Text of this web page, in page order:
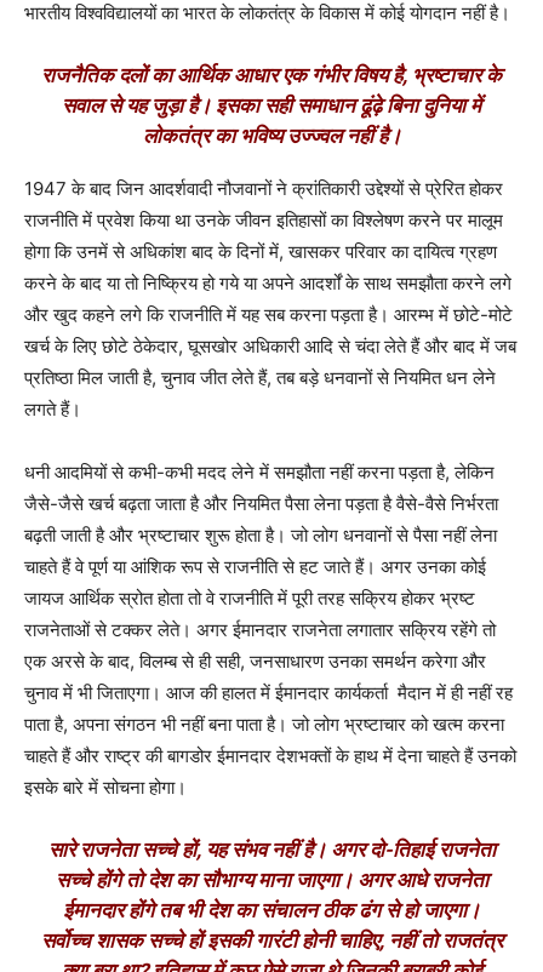
भारतीय विश्वविद्यालयों का भारत के लोकतंत्र के विकास में कोई योगदान नहीं है।
राजनैतिक दलों का आर्थिक आधार एक गंभीर विषय है, भ्रष्टाचार के
सवाल से यह जुड़ा है। इसका सही समाधान ढूंढ़े बिना दुनिया में
लोकतंत्र का भविष्य उज्ज्वल नहीं है।
1947 के बाद जिन आदर्शवादी नौजवानों ने क्रांतिकारी उद्देश्यों से प्रेरित होकर
राजनीति में प्रवेश किया था उनके जीवन इतिहासों का विश्लेषण करने पर मालूम
होगा कि उनमें से अधिकांश बाद के दिनों में, खासकर परिवार का दायित्व ग्रहण
करने के बाद या तो निष्क्रिय हो गये या अपने आदर्शों के साथ समझौता करने लगे
और खुद कहने लगे कि राजनीति में यह सब करना पड़ता है। आरम्भ में छोटे-मोटे
खर्च के लिए छोटे ठेकेदार, घूसखोर अधिकारी आदि से चंदा लेते हैं और बाद में जब
प्रतिष्ठा मिल जाती है, चुनाव जीत लेते हैं, तब बड़े धनवानों से नियमित धन लेने
लगते हैं।
धनी आदमियों से कभी-कभी मदद लेने में समझौता नहीं करना पड़ता है, लेकिन
जैसे-जैसे खर्च बढ़ता जाता है और नियमित पैसा लेना पड़ता है वैसे-वैसे निर्भरता
बढ़ती जाती है और भ्रष्टाचार शुरू होता है। जो लोग धनवानों से पैसा नहीं लेना
चाहते हैं वे पूर्ण या आंशिक रूप से राजनीति से हट जाते हैं। अगर उनका कोई
जायज आर्थिक स्रोत होता तो वे राजनीति में पूरी तरह सक्रिय होकर भ्रष्ट
राजनेताओं से टक्कर लेते। अगर ईमानदार राजनेता लगातार सक्रिय रहेंगे तो
एक अरसे के बाद, विलम्ब से ही सही, जनसाधारण उनका समर्थन करेगा और
चुनाव में भी जिताएगा। आज की हालत में ईमानदार कार्यकर्ता मैदान में ही नहीं रह
पाता है, अपना संगठन भी नहीं बना पाता है। जो लोग भ्रष्टाचार को खत्म करना
चाहते हैं और राष्ट्र की बागडोर ईमानदार देशभक्तों के हाथ में देना चाहते हैं उनको
इसके बारे में सोचना होगा।
सारे राजनेता सच्चे हों, यह संभव नहीं है। अगर दो-तिहाई राजनेता
सच्चे होंगे तो देश का सौभाग्य माना जाएगा। अगर आधे राजनेता
ईमानदार होंगे तब भी देश का संचालन ठीक ढंग से हो जाएगा।
सर्वोच्च शासक सच्चे हों इसकी गारंटी होनी चाहिए, नहीं तो राजतंत्र